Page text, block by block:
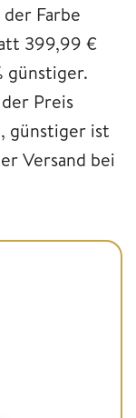
Farbe
399,99 €
günstiger.
Preis
günstiger ist
Versand bei